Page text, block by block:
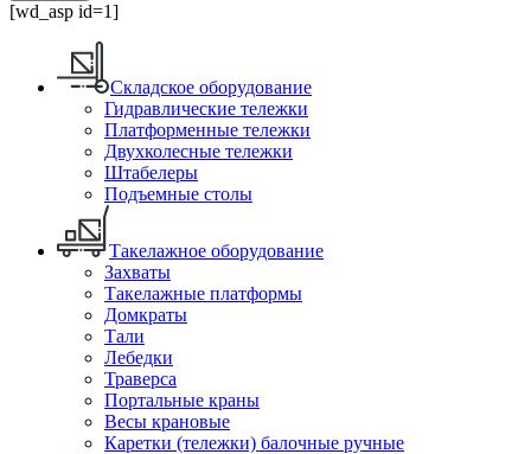
[wd_asp id=1]
Складское оборудование
Гидравлические тележки
Платформенные тележки
Двухколесные тележки
Штабелеры
Подъемные столы
Такелажное оборудование
Захваты
Такелажные платформы
Домкраты
Тали
Лебедки
Траверса
Портальные краны
Весы крановые
Каретки (тележки) балочные ручные